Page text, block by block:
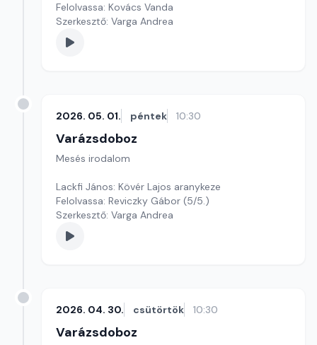
Felolvassa: Kovács Vanda
Szerkesztő: Varga Andrea
2026. 05. 01. péntek 10:30
Varázsdoboz
Mesés irodalom
Lackfi János: Kövér Lajos aranykeze
Felolvassa: Reviczky Gábor (5/5.)
Szerkesztő: Varga Andrea
2026. 04. 30. csütörtök 10:30
Varázsdoboz